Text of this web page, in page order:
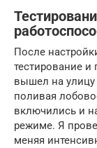
После
тестирование и
вышел на улицу
поливая
включились и
режиме. Я
меняя